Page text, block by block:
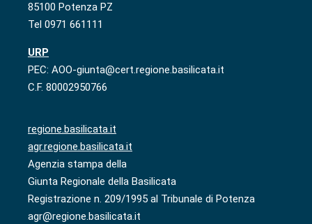
85100 Potenza PZ
Tel 0971 661111
URP
PEC: AOO-giunta@cert.regione.basilicata.it
C.F. 80002950766
regione.basilicata.it
agr.regione.basilicata.it
Agenzia stampa della
Giunta Regionale della Basilicata
Registrazione n. 209/1995 al Tribunale di Potenza
agr@regione.basilicata.it